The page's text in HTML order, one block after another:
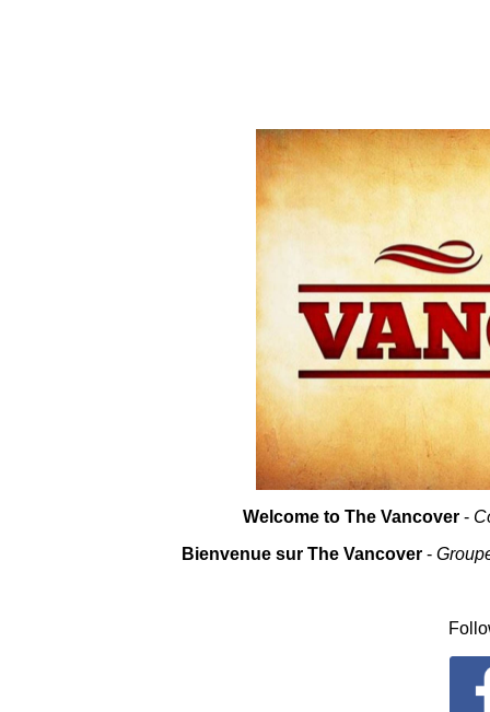
Welcome to The Vancover-
Bienvenue sur The Vancover-